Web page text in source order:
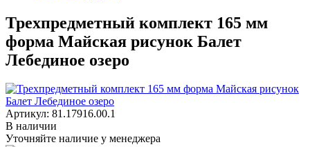
Трехпредметный комплект 165 мм
форма Майская рисунок Балет
Лебединое озеро
Артикул: 81.17916.00.1
В наличии
Уточняйте наличие у менеджера